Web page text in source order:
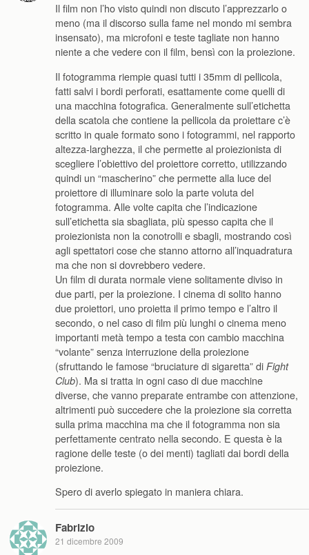
Il film non l’ho visto quindi non discuto l’apprezzarlo o
meno (ma il discorso sulla fame nel mondo mi sembra
insensato), ma microfoni e teste tagliate non hanno
niente a che vedere con il film, bensì con la proiezione.
Il fotogramma riempie quasi tutti i 35mm di pellicola,
fatti salvi i bordi perforati, esattamente come quelli di
una macchina fotografica. Generalmente sull’etichetta
della scatola che contiene la pellicola da proiettare c’è
scritto in quale formato sono i fotogrammi, nel rapporto
altezza-larghezza, il che permette al proiezionista di
scegliere l’obiettivo del proiettore corretto, utilizzando
quindi un “mascherino” che permette alla luce del
proiettore di illuminare solo la parte voluta del
fotogramma. Alle volte capita che l’indicazione
sull’etichetta sia sbagliata, più spesso capita che il
proiezionista non la conotrolli e sbagli, mostrando così
agli spettatori cose che stanno attorno all’inquadratura
ma che non si dovrebbero vedere.
Un film di durata normale viene solitamente diviso in
due parti, per la proiezione. I cinema di solito hanno
due proiettori, uno proietta il primo tempo e l’altro il
secondo, o nel caso di film più lunghi o cinema meno
importanti metà tempo a testa con cambio macchina
“volante” senza interruzione della proiezione
(sfruttando le famose “bruciature di sigaretta” di Fight
Club). Ma si tratta in ogni caso di due macchine
diverse, che vanno preparate entrambe con attenzione,
altrimenti può succedere che la proiezione sia corretta
sulla prima macchina ma che il fotogramma non sia
perfettamente centrato nella secondo. E questa è la
ragione delle teste (o dei menti) tagliati dai bordi della
proiezione.
Spero di averlo spiegato in maniera chiara.
Fabrizio
21 dicembre 2009